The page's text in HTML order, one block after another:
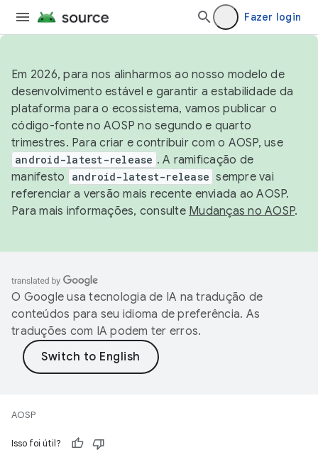
Fazer login
Em 2026, para nos alinharmos ao nosso modelo de
desenvolvimento estável e garantir a estabilidade da
plataforma para o ecossistema, vamos publicar o
código-fonte no AOSP no segundo e quarto
trimestres. Para criar e contribuir com o AOSP, use
android-latest-release . A ramificação de
manifesto
android-latest-release sempre vai
referenciar a versão mais recente enviada ao AOSP.
Para mais informações, consulte Mudanças no AOSP.
O Google usa tecnologia de IA na tradução de
conteúdos para seu idioma de preferência. As
traduções com IA podem ter erros.
AOSP
Isso foi útil?